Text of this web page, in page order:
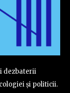
dezbaterii
și politicii.